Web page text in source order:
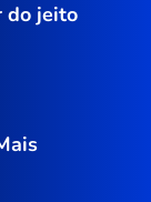
do jeito